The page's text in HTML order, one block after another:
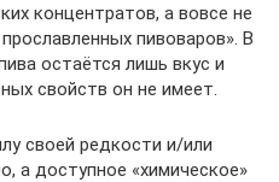
концентратов, а вовсе не
пивоваров». В
остаётся лишь вкус и
свойств он не имеет.
своей редкости и/или
а доступное «химическое»